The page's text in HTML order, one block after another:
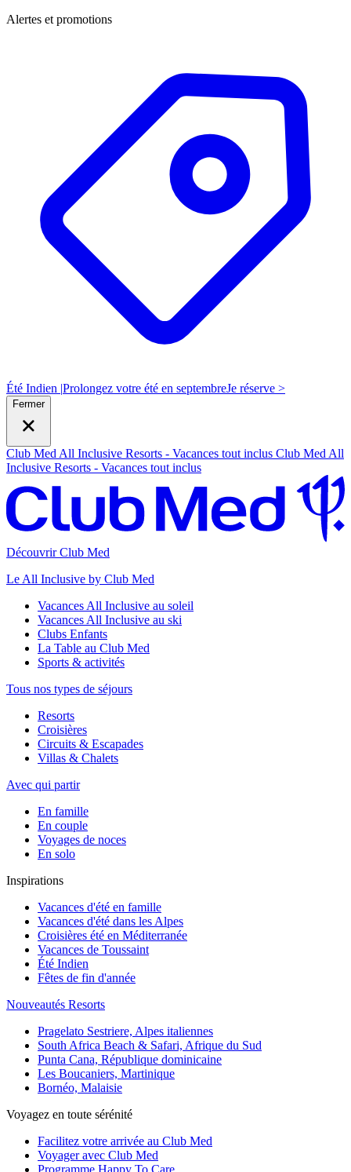
Alertes et promotions
Été Indien |Prolongez votre été en septembreJe réserve >
Fermer
Club Med All Inclusive Resorts - Vacances tout inclus Club Med All
Inclusive Resorts - Vacances tout inclus
Découvrir Club Med
Le All Inclusive by Club Med
Vacances All Inclusive au soleil
Vacances All Inclusive au ski
Clubs Enfants
La Table au Club Med
Sports & activités
Tous nos types de séjours
Resorts
Croisières
Circuits & Escapades
Villas & Chalets
Avec qui partir
En famille
En couple
Voyages de noces
En solo
Inspirations
Vacances d'été en famille
Vacances d'été dans les Alpes
Croisières été en Méditerranée
Vacances de Toussaint
Été Indien
Fêtes de fin d'année
Nouveautés Resorts
Pragelato Sestriere, Alpes italiennes
South Africa Beach & Safari, Afrique du Sud
Punta Cana, République dominicaine
Les Boucaniers, Martinique
Bornéo, Malaisie
Voyagez en toute sérénité
Facilitez votre arrivée au Club Med
Voyager avec Club Med